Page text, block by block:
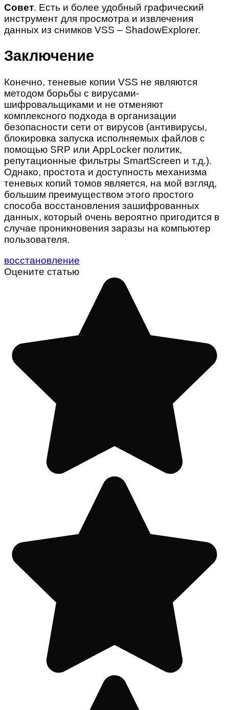
Совет. Есть и более удобный графический
инструмент для просмотра и извлечения
данных из снимков VSS – ShadowExplorer.
Заключение
Конечно, теневые копии VSS не являются
методом борьбы с вирусами-
шифровальщиками и не отменяют
комплексного подхода в организации
безопасности сети от вирусов (антивирусы,
блокировка запуска исполняемых файлов с
помощью SRP или AppLocker политик,
репутационные фильтры SmartScreen и т.д.).
Однако, простота и доступность механизма
теневых копий томов является, на мой взгляд,
большим преимуществом этого простого
способа восстановления зашифрованных
данных, который очень вероятно пригодится в
случае проникновения заразы на компьютер
пользователя.
восстановление
Оцените статью